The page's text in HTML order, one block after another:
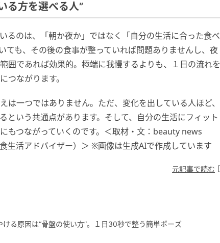
る方を選べる人”
るのは、「朝か夜か」ではなく「自分の生活に合った食べ
ても、その後の食事が整っていれば問題ありませんし、夜
囲であれば効果的。極端に我慢するよりも、１日の流れを
つながります。
は一つではありません。ただ、変化を出している人ほど、
という共通点があります。そして、自分の生活にフィット
もつながっていくのです。＜取材・文：beauty news
生活アドバイザー）＞ ※画像は生成AIで作成しています
元記事で読む
ける原因は“骨盤の使い方”。１日30秒で整う簡単ポーズ